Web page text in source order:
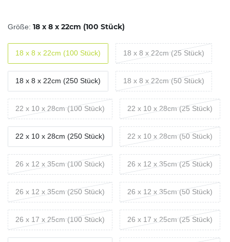
Größe: 18 x 8 x 22cm (100 Stück)
18 x 8 x 22cm (100 Stück) 18 x 8 x 22cm (25 Stück)
18 x 8 x 22cm (250 Stück) 18 x 8 x 22cm (50 Stück)
22 x 10 x 28cm (100 Stück) 22 x 10 x 28cm (25 Stück)
22 x 10 x 28cm (250 Stück) 22 x 10 x 28cm (50 Stück)
26 x 12 x 35cm (100 Stück) 26 x 12 x 35cm (25 Stück)
26 x 12 x 35cm (250 Stück) 26 x 12 x 35cm (50 Stück)
26 x 17 x 25cm (100 Stück) 26 x 17 x 25cm (25 Stück)